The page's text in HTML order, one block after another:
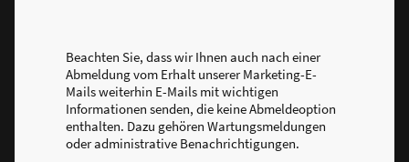
Beachten Sie, dass wir Ihnen auch nach einer
Abmeldung vom Erhalt unserer Marketing-E-
Mails weiterhin E-Mails mit wichtigen
Informationen senden, die keine Abmeldeoption
enthalten. Dazu gehören Wartungsmeldungen
oder administrative Benachrichtigungen.